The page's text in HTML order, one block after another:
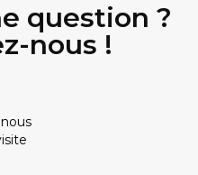
question ?
nous !